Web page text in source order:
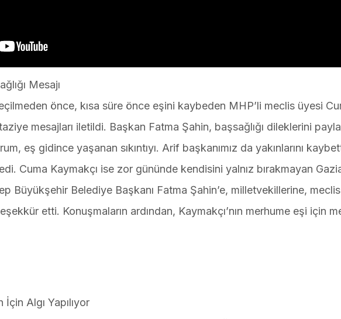
Mesajı
önce, kısa süre önce eşini kaybeden MHP’li meclis üyesi
mesajları iletildi. Başkan Fatma Şahin, başsağlığı dileklerini
eş gidince yaşanan sıkıntıyı. Arif başkanımız da yakınlarını
Cuma Kaymakçı ise zor gününde kendisini yalnız bırakmayan
Büyükşehir Belediye Başkanı Fatma Şahin’e, milletvekillerine,
etti. Konuşmaların ardından, Kaymakçı’nın merhume eşi için
Algı Yapılıyor